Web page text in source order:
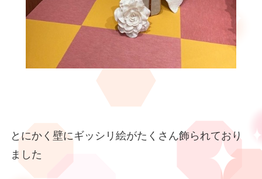
とにかく壁にギッシリ絵がたくさん飾られており
ました